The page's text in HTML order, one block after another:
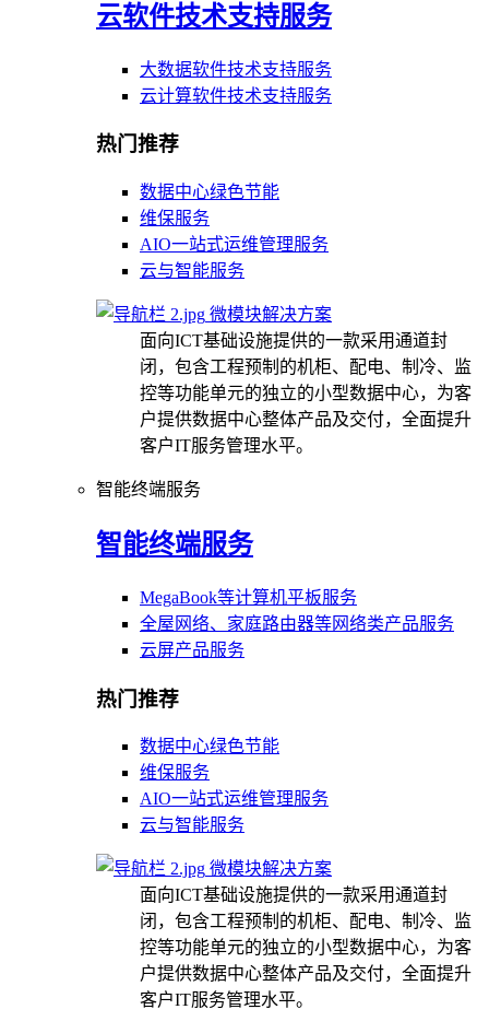
云软件技术支持服务
大数据软件技术支持服务
云计算软件技术支持服务
热门推荐
数据中心绿色节能
维保服务
AIO一站式运维管理服务
云与智能服务
微模块解决方案
面向ICT基础设施提供的一款采用通道封
闭，包含工程预制的机柜、配电、制冷、监
控等功能单元的独立的小型数据中心，为客
户提供数据中心整体产品及交付，全面提升
客户IT服务管理水平。
智能终端服务
智能终端服务
MegaBook等计算机平板服务
全屋网络、家庭路由器等网络类产品服务
云屏产品服务
热门推荐
数据中心绿色节能
维保服务
AIO一站式运维管理服务
云与智能服务
微模块解决方案
面向ICT基础设施提供的一款采用通道封
闭，包含工程预制的机柜、配电、制冷、监
控等功能单元的独立的小型数据中心，为客
户提供数据中心整体产品及交付，全面提升
客户IT服务管理水平。